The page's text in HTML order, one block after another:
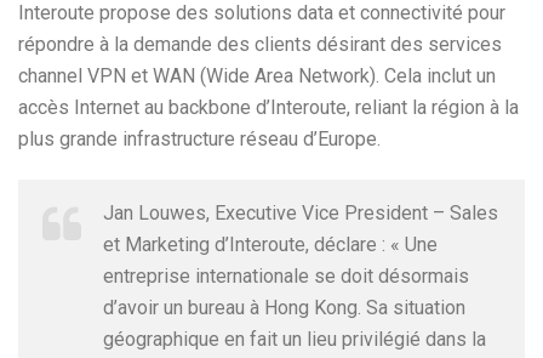
Interoute propose des solutions data et connectivité pour
répondre à la demande des clients désirant des services
channel VPN et WAN (Wide Area Network). Cela inclut un
accès Internet au backbone d’Interoute, reliant la région à la
plus grande infrastructure réseau d’Europe.
Jan Louwes, Executive Vice President – Sales
et Marketing d’Interoute, déclare : « Une
entreprise internationale se doit désormais
d’avoir un bureau à Hong Kong. Sa situation
géographique en fait un lieu privilégié dans la